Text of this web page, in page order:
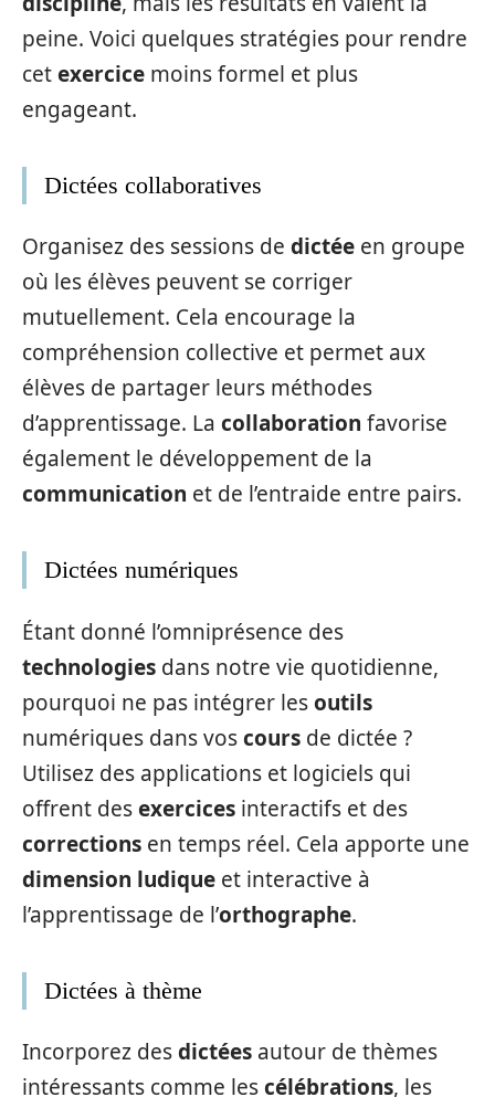
peine. Voici quelques stratégies pour rendre
cetexercice moins formel et plus
engageant.
Dictées collaboratives
Organisez des sessions de dictée en groupe
où les élèves peuvent se corriger
mutuellement. Cela encourage la
compréhension collective et permet aux
élèves de partager leurs méthodes
d’apprentissage. La collaboration favorise
également le développement de la
communication et de l’entraide entre pairs.
Dictées numériques
Étant donné l’omniprésence des
technologies dans notre vie quotidienne,
pourquoi ne pas intégrer lesoutils
numériques dans voscours de dictée ?
Utilisez des applications et logiciels qui
offrent desexercices interactifs et des
corrections en temps réel. Cela apporte une
dimension ludique et interactive à
l’apprentissage de l’orthographe.
Dictées à thème
Incorporez desdictées autour de thèmes
intéressants comme lescélébrations, les